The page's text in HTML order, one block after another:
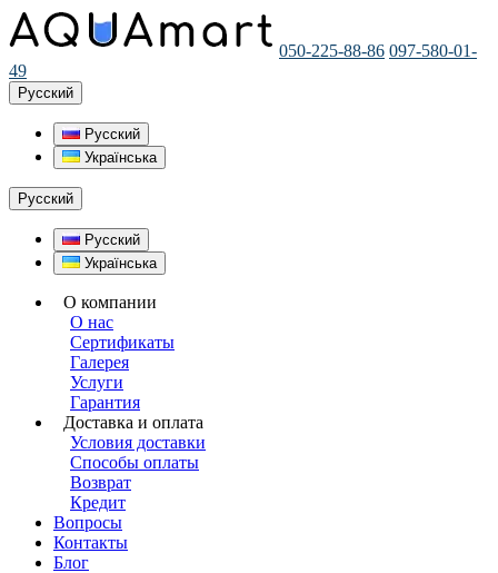
050-225-88-86 097-580-01-
49
Русский
Русский
Українська
Русский
Русский
Українська
О компании
О нас
Сертификаты
Галерея
Услуги
Гарантия
Доставка и оплата
Условия доставки
Способы оплаты
Возврат
Кредит
Вопросы
Контакты
Блог